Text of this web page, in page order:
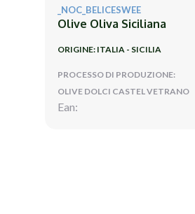
_NOC_BELICESWEE
Olive Oliva Siciliana
ORIGINE: ITALIA - SICILIA
PROCESSO DI PRODUZIONE:
OLIVE DOLCI CASTEL VETRANO
Ean: